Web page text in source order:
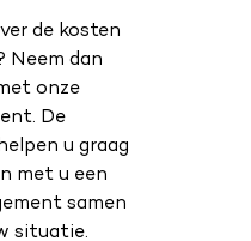
de kosten
Neem dan
onze
De
u graag
met u een
samen
situatie.